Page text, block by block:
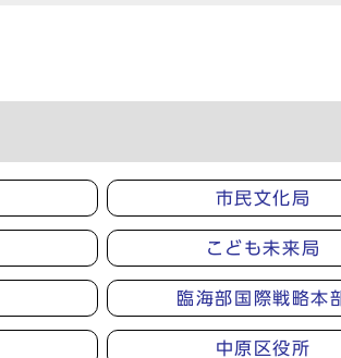
市民文化局
こども未来局
臨海部国際戦略本
中原区役所